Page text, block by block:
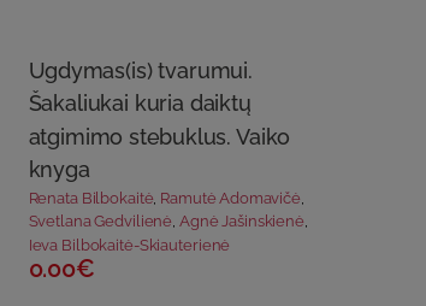
Ugdymas(is) tvarumui.
Šakaliukai kuria daiktų
atgimimo stebuklus. Vaiko
knyga
Renata Bilbokaitė Ramutė Adomavičė
Svetlana Gedvilienė,Agnė Jašinskienė,
Ieva Bilbokaitė-Skiauterienė
0.00€